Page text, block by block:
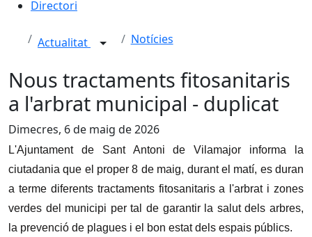
Directori
Actualitat Notícies
Nous tractaments fitosanitaris
a l'arbrat municipal - duplicat
Dimecres, 6 de maig de 2026
L'Ajuntament de Sant Antoni de Vilamajor informa la
ciutadania que el proper 8 de maig, durant el matí, es duran
a terme diferents tractaments fitosanitaris a l'arbrat i zones
verdes del municipi per tal de garantir la salut dels arbres,
la prevenció de plagues i el bon estat dels espais públics.